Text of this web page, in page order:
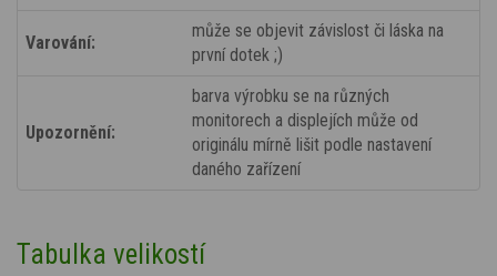
Varování:
může se objevit závislost či láska na
první dotek ;)
Upozornění:
barva výrobku se na různých
monitorech a displejích může od
originálu mírně lišit podle nastavení
daného zařízení
Tabulka velikostí